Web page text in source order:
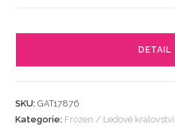
DETAIL
SKU:GAT17876
Kategorie: Frozen / Ledové království